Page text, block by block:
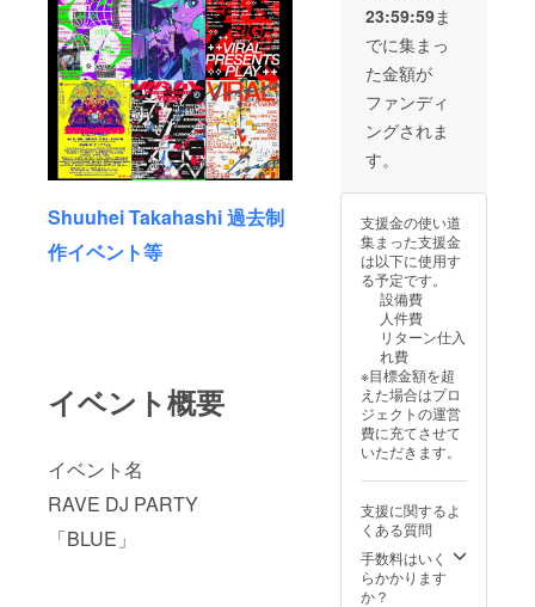
Shuuhei Takahashi 過去制
作イベント等
イベント概要
イベント名
RAVE DJ PARTY
「BLUE」
23:59:59ま
でに集まっ
た金額が
ファンディ
ングされま
す。
支援金の使い道
集まった支援金
は以下に使用す
る予定です。
設備費
人件費
リターン仕入
れ費
※目標金額を超
えた場合はプロ
ジェクトの運営
費に充てさせて
いただきます。
支援に関するよ
くある質問
手数料はいく
らかかります
か？